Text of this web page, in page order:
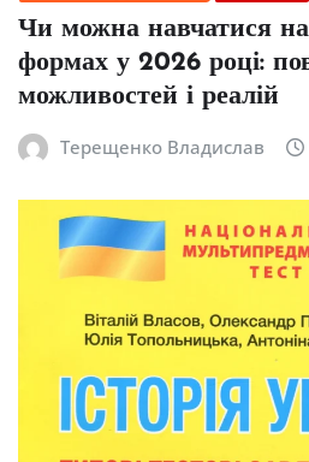
Чи можна навчатися
формах у 2026 році:
можливостей і реалій
Терещенко Владислав